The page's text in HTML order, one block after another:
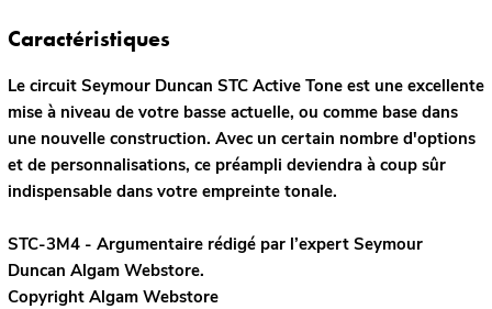
Caractéristiques
Le circuit Seymour Duncan STC Active Tone est une excellente
mise à niveau de votre basse actuelle, ou comme base dans
une nouvelle construction. Avec un certain nombre d'options
et de personnalisations, ce préampli deviendra à coup sûr
indispensable dans votre empreinte tonale.
STC-3M4 - Argumentaire rédigé par l’expert Seymour
Duncan Algam Webstore.
Copyright Algam Webstore